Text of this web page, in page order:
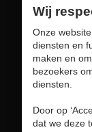
bewaren
onze
Wij
Onze
diensten en
maken en
bezoekers
diensten.
Door op
dat we deze